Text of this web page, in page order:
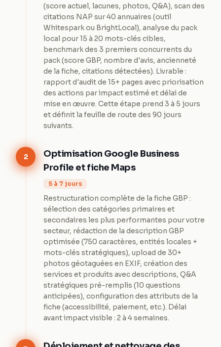
(score actuel, lacunes, photos, Q&A), scan des
citations NAP sur 40 annuaires (outil
Whitespark ou BrightLocal), analyse du pack
local pour 15 à 20 mots-clés cibles,
benchmark des 3 premiers concurrents du
pack (score GBP, nombre d'avis, ancienneté
de la fiche, citations détectées). Livrable :
rapport d'audit de 15+ pages avec priorisation
des actions par impact estimé et délai de
mise en œuvre. Cette étape prend 3 à 5 jours
et définit la feuille de route des 90 jours
suivants.
2
Optimisation Google Business
Profile et fiche Maps
5 à 7 jours
Restructuration complète de la fiche GBP :
sélection des catégories primaires et
secondaires les plus performantes pour votre
secteur, rédaction de la description GBP
optimisée (750 caractères, entités locales +
mots-clés stratégiques), upload de 30+
photos géotaguées en EXIF, création des
services et produits avec descriptions, Q&A
stratégiques pré-remplis (10 questions
anticipées), configuration des attributs de la
fiche (accessibilité, paiement, etc.). Délai
avant impact visible : 2 à 4 semaines.